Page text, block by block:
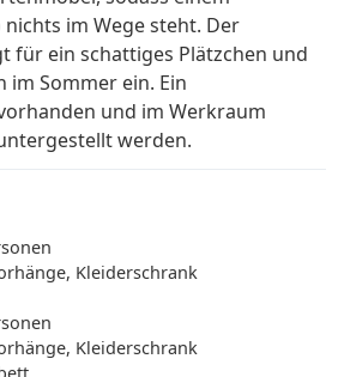
im Wege steht. Der
für ein schattiges Plätzchen und
im Sommer ein. Ein
und im Werkraum
werden.
Kleiderschrank
Kleiderschrank